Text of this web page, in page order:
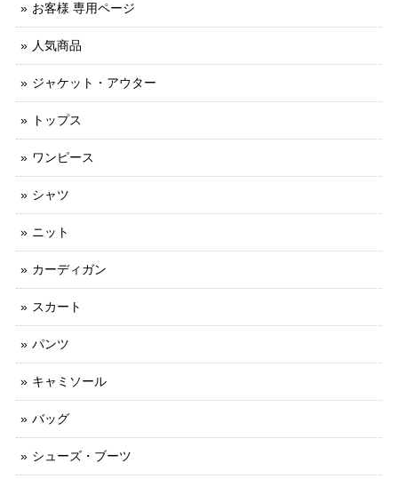
お客様 専用ページ
人気商品
ジャケット・アウター
トップス
ワンピース
シャツ
ニット
カーディガン
スカート
パンツ
キャミソール
バッグ
シューズ・ブーツ